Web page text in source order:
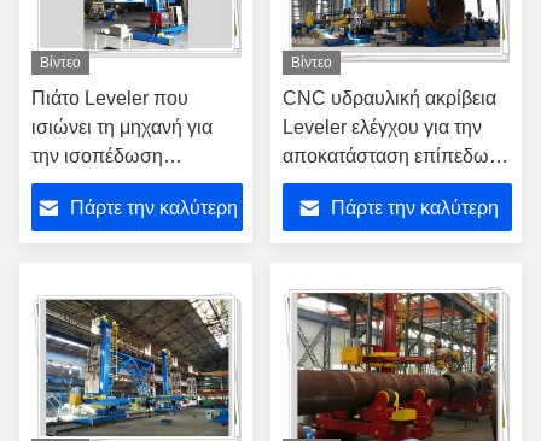
Βίντεο
Πιάτο Leveler που
ισιώνει τη μηχανή για
την ισοπέδωση
ακρίβειας επίπεδων
μερώνΠάρτε την καλύτερη
Βίντεο
CNC υδραυλική ακρίβεια
Leveler ελέγχου για την
αποκατάσταση επίπεδων
μερών 2mm
Πάρτε την καλύτερη